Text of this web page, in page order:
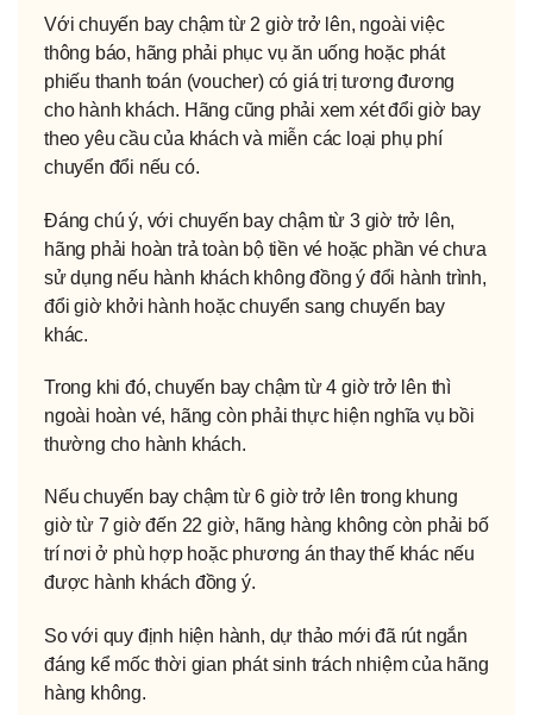
Với chuyến bay chậm từ 2 giờ trở lên, ngoài việc
thông báo, hãng phải phục vụ ăn uống hoặc phát
phiếu thanh toán (voucher) có giá trị tương đương
cho hành khách. Hãng cũng phải xem xét đổi giờ bay
theo yêu cầu của khách và miễn các loại phụ phí
chuyển đổi nếu có.
Đáng chú ý, với chuyến bay chậm từ 3 giờ trở lên,
hãng phải hoàn trả toàn bộ tiền vé hoặc phần vé chưa
sử dụng nếu hành khách không đồng ý đổi hành trình,
đổi giờ khởi hành hoặc chuyển sang chuyến bay
khác.
Trong khi đó, chuyến bay chậm từ 4 giờ trở lên thì
ngoài hoàn vé, hãng còn phải thực hiện nghĩa vụ bồi
thường cho hành khách.
Nếu chuyến bay chậm từ 6 giờ trở lên trong khung
giờ từ 7 giờ đến 22 giờ, hãng hàng không còn phải bố
trí nơi ở phù hợp hoặc phương án thay thế khác nếu
được hành khách đồng ý.
So với quy định hiện hành, dự thảo mới đã rút ngắn
đáng kể mốc thời gian phát sinh trách nhiệm của hãng
hàng không.